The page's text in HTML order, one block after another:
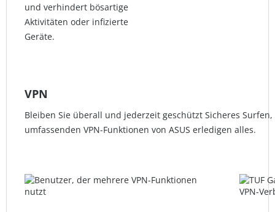
und verhindert bösartige
Aktivitäten oder infizierte
Geräte.
VPN
Bleiben Sie überall und jederzeit geschützt Sicheres
umfassenden VPN-Funktionen von ASUS erledigen alles.